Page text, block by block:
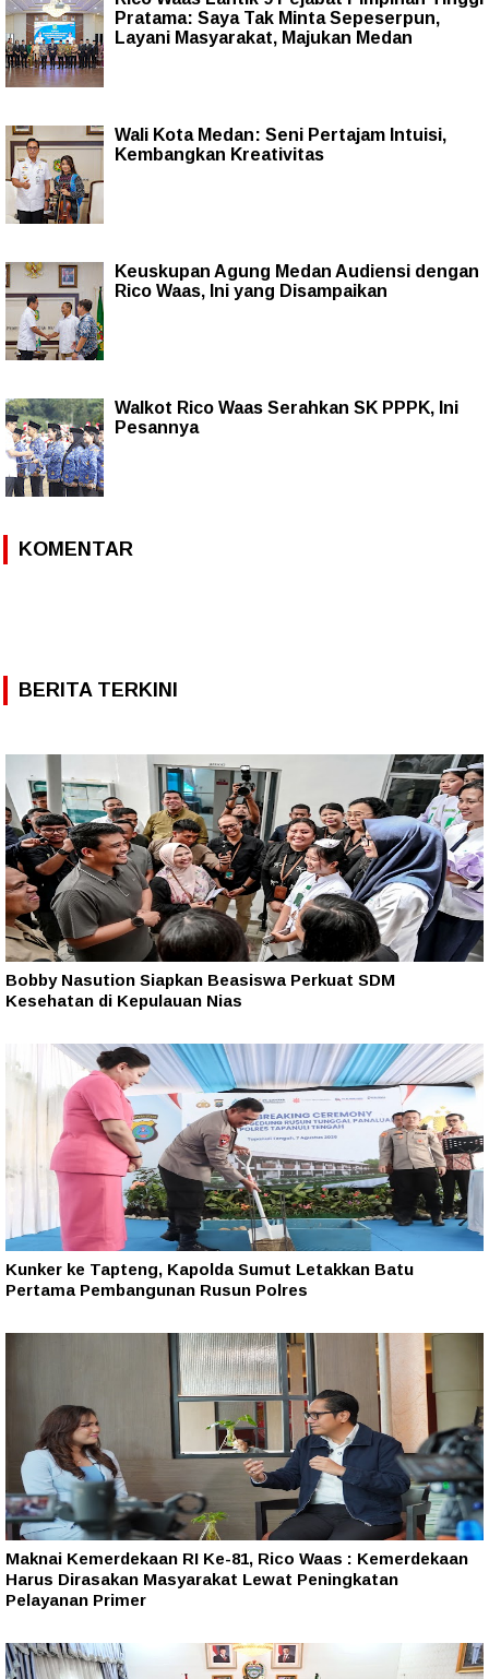
Pratama: Saya Tak Minta Sepeserpun,
Layani Masyarakat, Majukan Medan
Wali Kota Medan: Seni Pertajam Intuisi,
Kembangkan Kreativitas
Keuskupan Agung Medan Audiensi dengan
Rico Waas, Ini yang Disampaikan
Walkot Rico Waas Serahkan SK PPPK, Ini
Pesannya
KOMENTAR
BERITA TERKINI
Bobby Nasution Siapkan Beasiswa Perkuat SDM
Kesehatan di Kepulauan Nias
Kunker ke Tapteng, Kapolda Sumut Letakkan Batu
Pertama Pembangunan Rusun Polres
Maknai Kemerdekaan RI Ke-81, Rico Waas : Kemerdekaan
Harus Dirasakan Masyarakat Lewat Peningkatan
Pelayanan Primer